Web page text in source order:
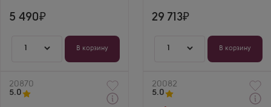
5 490
1 В корзину
29 713
1 В корзину
Артикул
20870
5.0
Артикул
20082
5.0